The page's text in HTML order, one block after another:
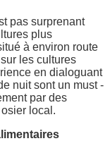
pas surprenant
plus
à environ route
les cultures
en dialoguant
nuit sont un must -
par des
local.